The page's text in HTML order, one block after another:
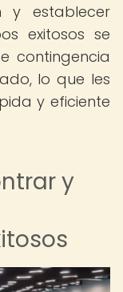
y establecer
exitosos se
contingencia
lo que les
y eficiente
y